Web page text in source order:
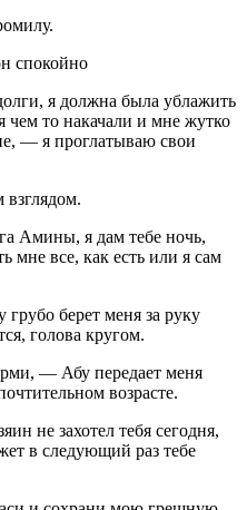
спокойно
я должна была ублажить
то накачали и мне жутко
— я проглатываю свои
Амины, я дам тебе ночь,
мне все, как есть или я сам
берет меня за руку
голова кругом.
— Абу передает меня
возрасте.
не захотел тебя сегодня,
в следующий раз тебе